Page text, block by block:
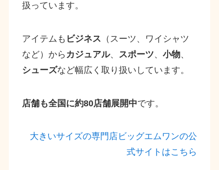
扱っています。
アイテムも ビジネス （スーツ、ワイシャツ
など）から カジュアル、 スポーツ、 小物、
シューズなど幅広く取り扱いしています。
店舗も全国に約80店舗展開中です。
大きいサイズの専門店ビッグエムワンの公
式サイトはこちら